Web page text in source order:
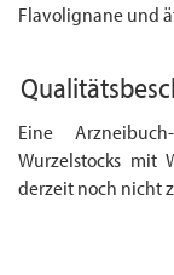
Flavolignane und
Eine
Wurzelstocks mit
derzeit noch nicht